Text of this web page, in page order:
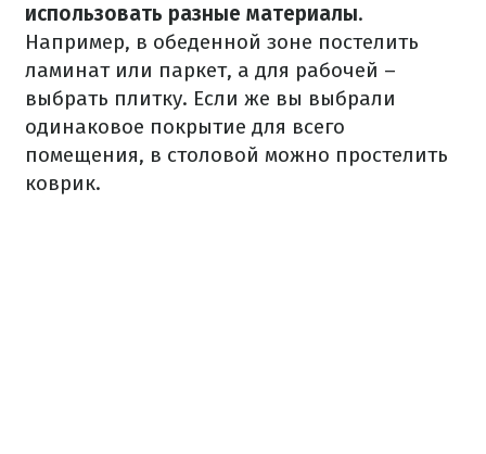
использовать разные материалы.
Например, в обеденной зоне постелить
ламинат или паркет, а для рабочей –
выбрать плитку. Если же вы выбрали
одинаковое покрытие для всего
помещения, в столовой можно простелить
коврик.